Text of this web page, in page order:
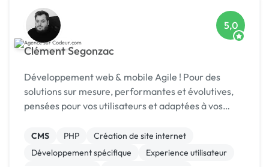
Clément Segonzac
5,0
Développement web & mobile Agile ! Pour des
solutions sur mesure, performantes et évolutives,
pensées pour vos utilisateurs et adaptées à vos
CMS PHP
Création de site internet
Développement spécifique
Experience utilisateur